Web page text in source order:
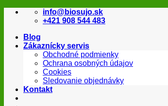
Skip
info@biosujo.sk
+421 908 544 483
Blog
Zákaznícky servis
Obchodné podmienky
Ochrana osobných údajov
Cookies
Sledovanie objednávky
Kontakt